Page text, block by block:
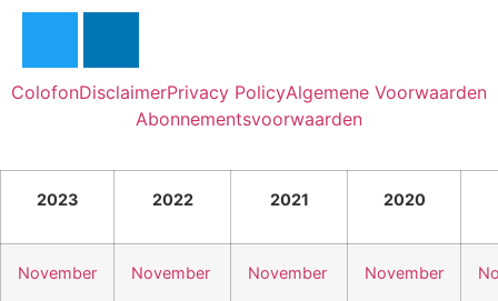
ColofonDisclaimerPrivacy PolicyAlgemene Voorwaarden
Abonnementsvoorwaarden
2023 2022 2021 2020
November November November November